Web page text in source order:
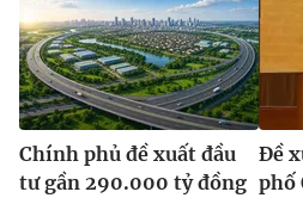
Chính phủ đề xuất đầu
tư gần 290.000 tỷ đồng
Đề
phố